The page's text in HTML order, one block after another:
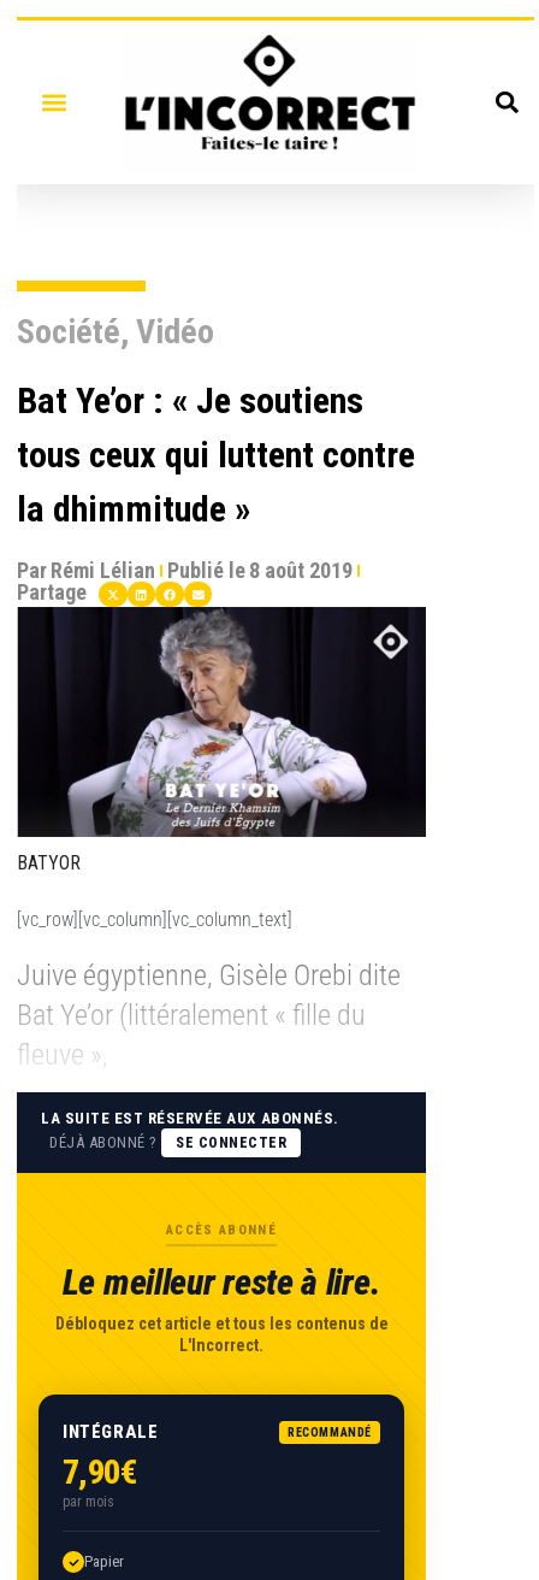
Société, Vidéo
Bat Ye’or : « Je soutiens
tous ceux qui luttent contre
la dhimmitude »
ParRémi Lélian Publié le8 août 2019
Partage
BATYOR
[vc_row][vc_column][vc_column_text]
Juive égyptienne, Gisèle Orebi dite
Bat Ye’or (littéralement « fille du
fleuve »,
LA SUITE EST RÉSERVÉE AUX ABONNÉS.
DÉJÀ ABONNÉ ?
SE CONNECTER
ACCÈS ABONNÉ
Le meilleur reste à lire.
Débloquez cet article et tous les contenus de
L'Incorrect.
INTÉGRALE RECOMMANDÉ
7,90€
par mois
Papier